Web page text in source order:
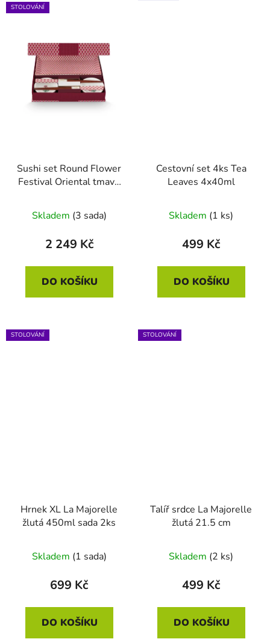
STOLOVÁNÍ
Sushi set Round Flower
Festival Oriental tmavě
Skladem (3 sada)
2 249 Kč
DO KOŠÍKU
Cestovní set 4ks Tea
Leaves 4x40ml
Skladem (1 ks)
499 Kč
DO KOŠÍKU
STOLOVÁNÍ
Hrnek XL La Majorelle
žlutá 450ml sada 2ks
Skladem (1 sada)
699 Kč
DO KOŠÍKU
STOLOVÁNÍ
Talíř srdce La Majorelle
žlutá 21.5 cm
Skladem (2 ks)
499 Kč
DO KOŠÍKU